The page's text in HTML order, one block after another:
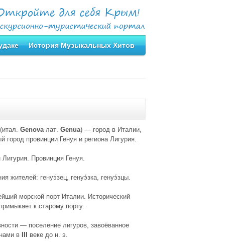
История Музыкальных Хитов
(итал. Genova лат. Genua) — город в Италии,
город провинции Генуя и региона Лигурия.
Лигурия. Провинция Генуя.
жителей: генуэ́зец, генуэ́зка, генуэ́зцы.
морской порт Италии. Исторический
к старому порту.
— поселение лигуров, завоёванное
в
веке до н. э.